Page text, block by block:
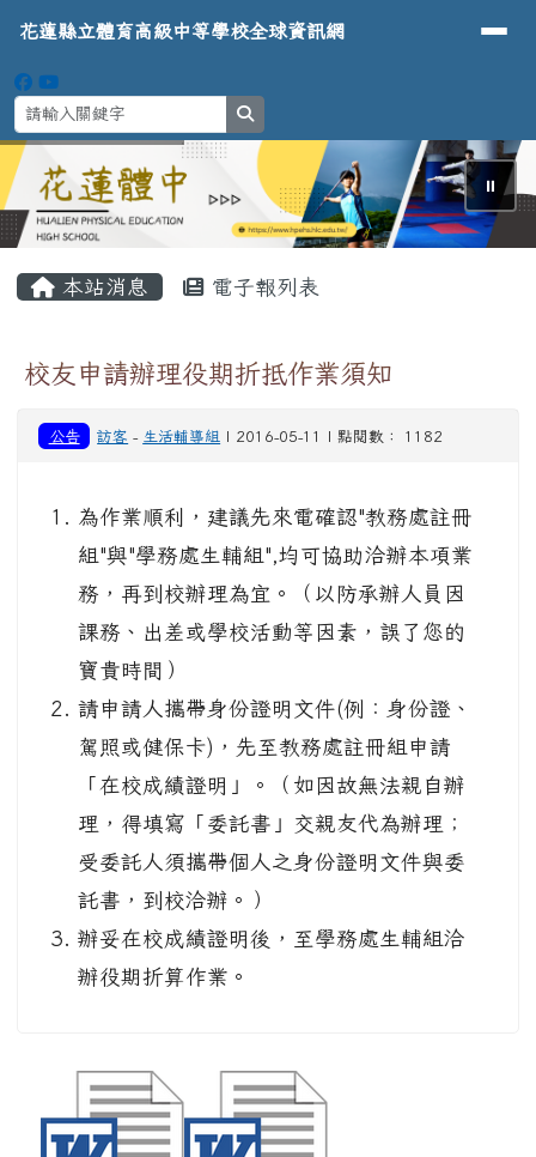
花蓮縣立體育高級中等學校全球資
導覽列
花蓮縣立體育高級中等學校全球資訊網
⏸
本站消息 電子報列表
校友申請辦理役期折抵作業須知
公告 訪客 - 生活輔導組 | 2016-05-11 | 點閱數： 1182
為作業順利，建議先來電確認"教務處註冊
組"與"學務處生輔組",均可協助洽辦本項業
務，再到校辦理為宜。（以防承辦人員因
課務、出差或學校活動等因素，誤了您的
寶貴時間）
請申請人攜帶身份證明文件(例：身份證、
駕照或健保卡)，先至教務處註冊組申請
「在校成績證明」。（如因故無法親自辦
理，得填寫「委託書」交親友代為辦理；
受委託人須攜帶個人之身份證明文件與委
託書，到校洽辦。）
辦妥在校成績證明後，至學務處生輔組洽
辦役期折算作業。